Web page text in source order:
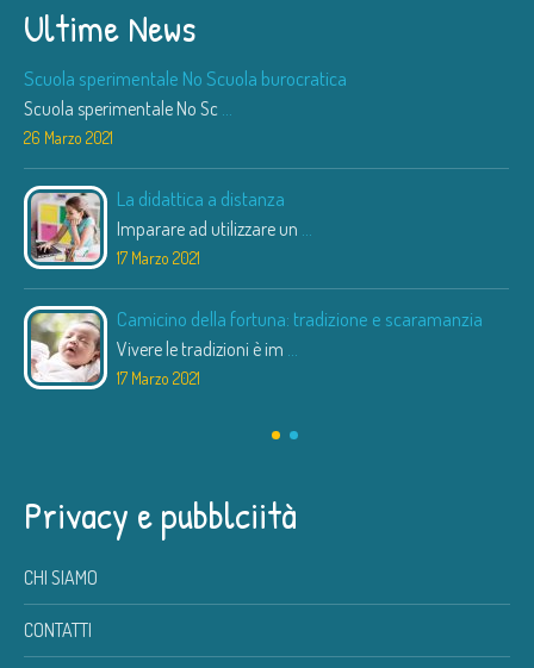
Ultime News
Scuola sperimentale No Scuola burocratica
Scuola sperimentale No Sc
26 Marzo 2021
La didattica a distanza
Imparare ad utilizzare un
17 Marzo 2021
Camicino della fortuna: tradizione e scaramanzia
Vivere le tradizioni è im
17 Marzo 2021
Privacy e pubblciità
CHI SIAMO
CONTATTI